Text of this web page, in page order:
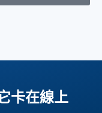
卡在線上